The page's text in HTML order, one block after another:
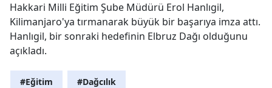
Hakkari Milli Eğitim Şube Müdürü Erol Hanlıgil,
Kilimanjaro'ya tırmanarak büyük bir başarıya imza attı.
Hanlıgil, bir sonraki hedefinin Elbruz Dağı olduğunu
açıkladı.
#Eğitim #Dağcılık